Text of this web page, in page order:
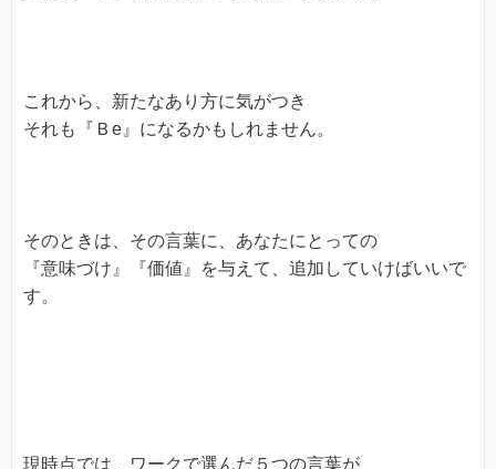
これから、新たなあり方に気がつき
それも『Ｂe』になるかもしれません。
そのときは、その言葉に、あなたにとっての
『意味づけ』『価値』を与えて、追加していけばいいで
す。
現時点では、ワークで選んだ５つの言葉が